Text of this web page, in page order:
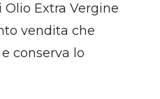
Extra Vergine
vendita che
conserva lo